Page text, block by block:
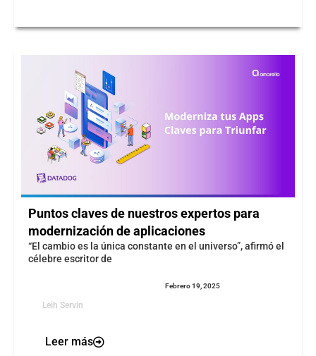
Puntos claves de nuestros expertos para
modernización de aplicaciones
“El cambio es la única constante en el universo”, afirmó el
célebre escritor de
Leih Servin
Febrero 19, 2025
Leer más